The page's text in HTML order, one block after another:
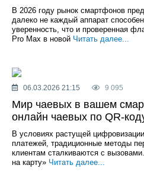
В 2026 году рынок смартфонов
далеко не каждый аппарат
уверенность, что и проверенная
Pro Max в новой Читать далее...
06.03.2026 21:15 9 095
Мир чаевых в вашем
онлайн чаевых по QR-
В условиях растущей
платежей, традиционные методы
клиентам сталкиваются с
на карту» Читать далее...